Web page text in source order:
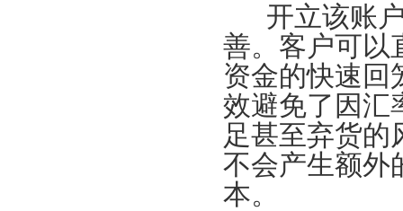
开立该账户
善。客户可以
资金的快速回
效避免了因汇
足甚至弃货的
不会产生额外
本。